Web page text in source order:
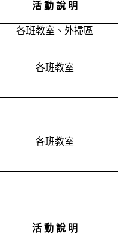
活 動 說 明
各班教室、外掃區
各班教室
各班教室
活 動 說 明